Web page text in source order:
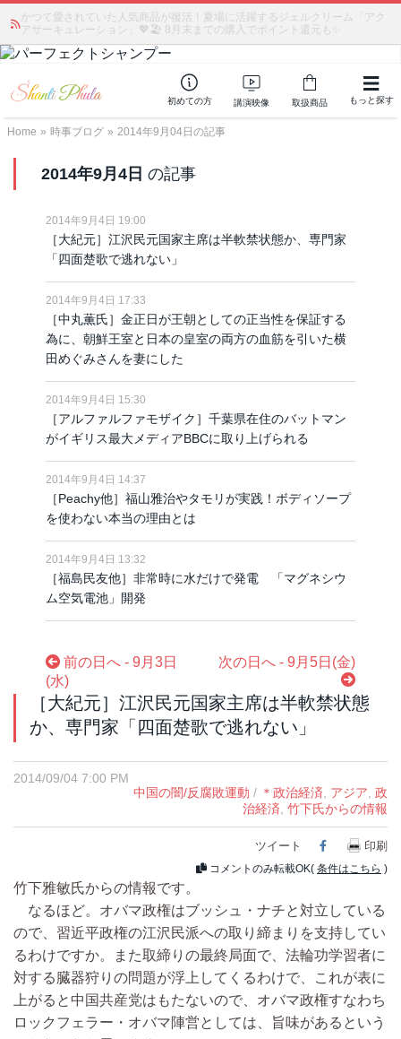
かつて愛されていた人気商品が復活！夏場に活躍するジェルクリーム「アク
アサーキュレーション」💖🏖️ 8月末までの購入でポイント還元も✨
初めての方 講演映像 取扱商品 もっと探す
Home » 時事ブログ » 2014年9月04日の記事
2014年9月4日 の記事
2014年9月4日 19:00
［大紀元］江沢民元国家主席は半軟禁状態か、専門家
「四面楚歌で逃れない」
2014年9月4日 17:33
［中丸薫氏］金正日が王朝としての正当性を保証する
為に、朝鮮王室と日本の皇室の両方の血筋を引いた横
田めぐみさんを妻にした
2014年9月4日 15:30
［アルファルファモザイク］千葉県在住のバットマン
がイギリス最大メディアBBCに取り上げられる
2014年9月4日 14:37
［Peachy他］福山雅治やタモリが実践！ボディソープ
を使わない本当の理由とは
2014年9月4日 13:32
［福島民友他］非常時に水だけで発電 「マグネシウ
ム空気電池」開発
前の日へ - 9月3日
(水)
次の日へ - 9月5日(金)
［大紀元］江沢民元国家主席は半軟禁状態
か、専門家「四面楚歌で逃れない」
2014/09/04 7:00 PM
中国の闇/反腐敗運動 / ＊政治経済 アジア 政
治経済 竹下氏からの情報
ツイート Facebook
印刷
コメントのみ転載OK( 条件はこちら )
竹下雅敏氏からの情報です。
なるほど。オバマ政権はブッシュ・ナチと対立している
ので、習近平政権の江沢民派への取り締まりを支持してい
るわけですか。また取締りの最終局面で、法輪功学習者に
対する臓器狩りの問題が浮上してくるわけで、これが表に
上がると中国共産党はもたないので、オバマ政権すなわち
ロックフェラー・オバマ陣営としては、旨味があるという